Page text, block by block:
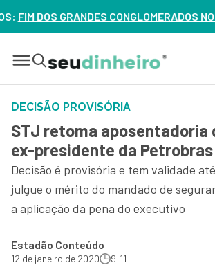
NO BRASIL? VEJA ERROS
DECISÃO PROVISÓRIA
STJ retoma aposentadoria
ex-presidente da Petrobras
Decisão é provisória e tem validade
julgue o mérito do mandado de
a aplicação da pena do executivo
Estadão Conteúdo
12 de janeiro de 2020 9:11